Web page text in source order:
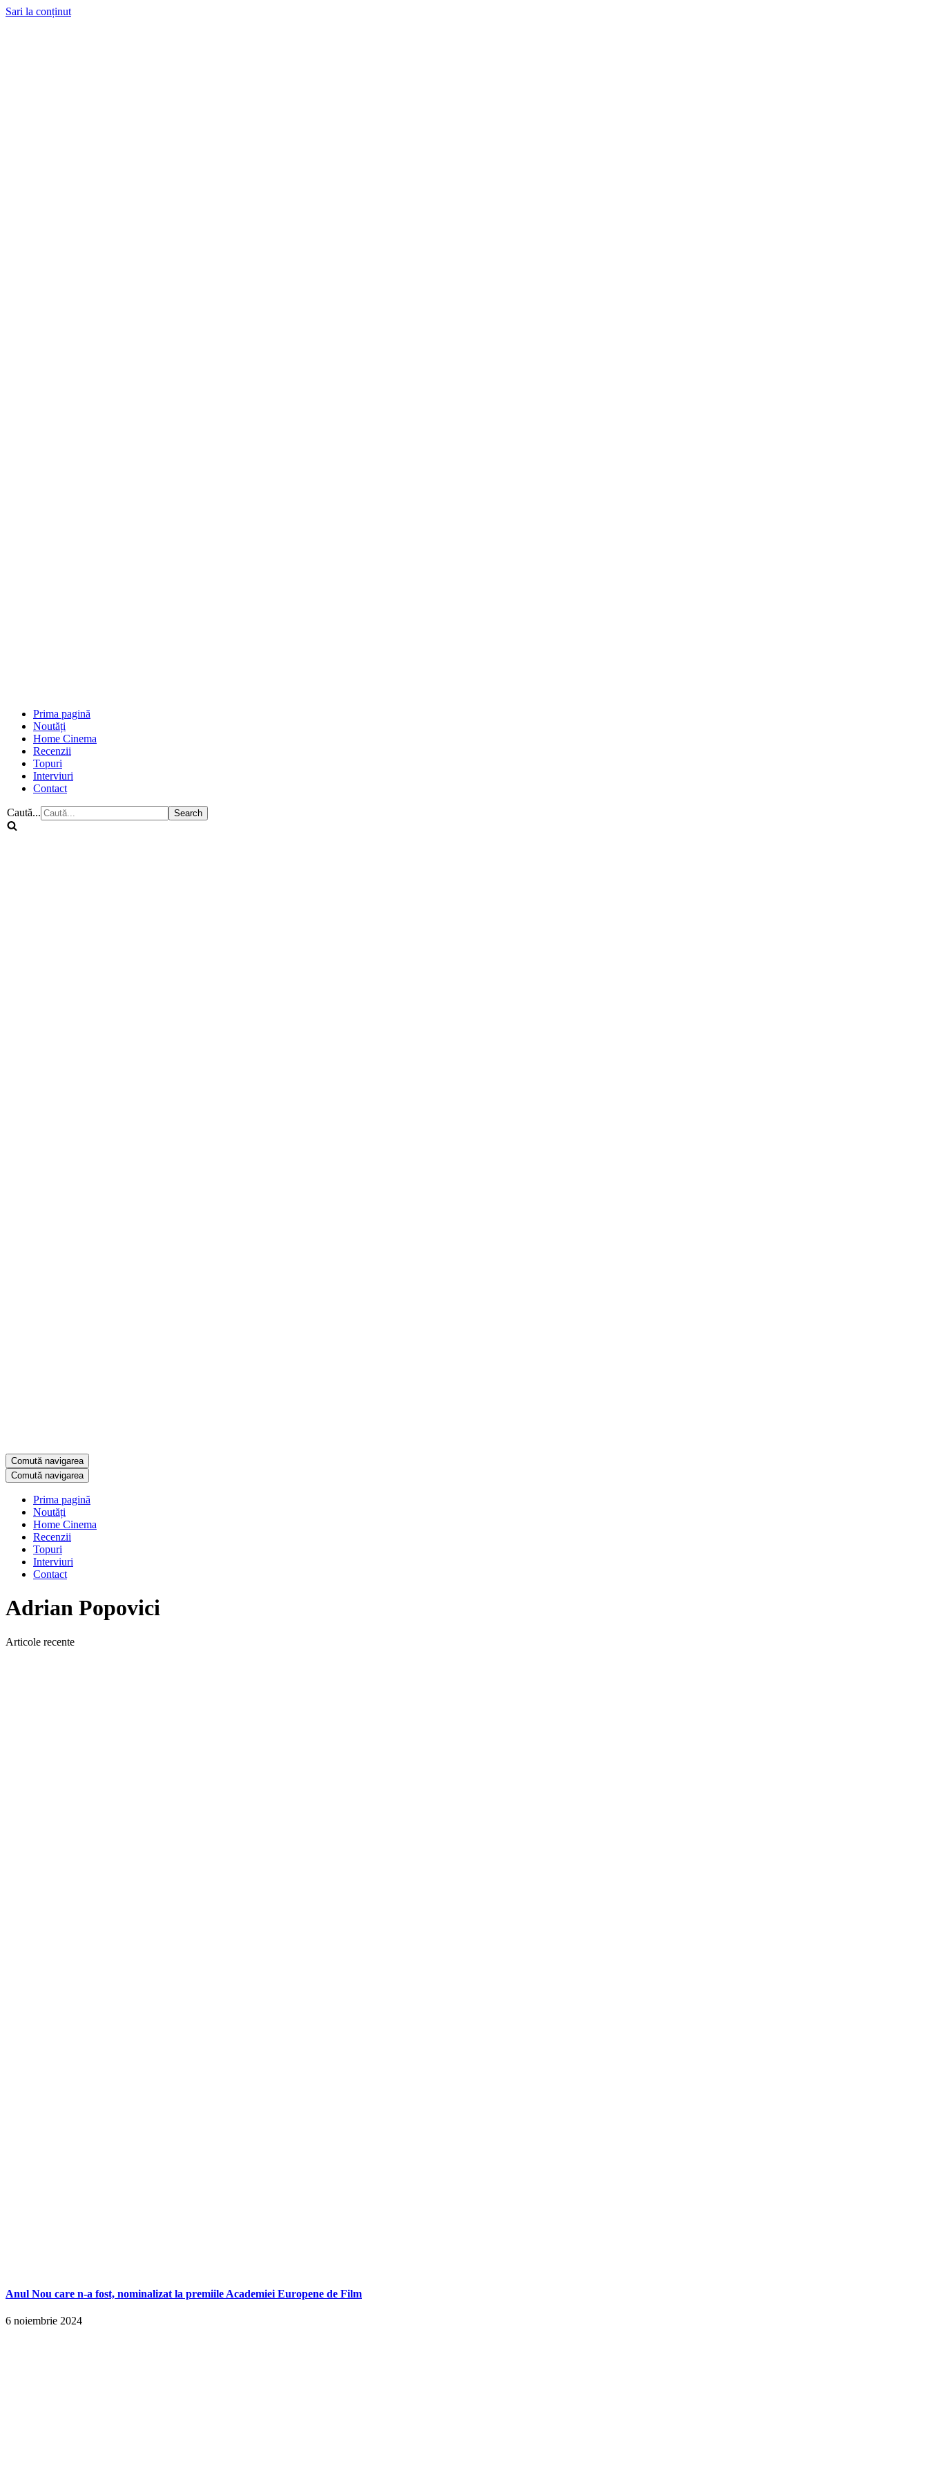
Sari la conținut
Prima pagină
Noutăți
Home Cinema
Recenzii
Topuri
Interviuri
Contact
Caută...
Comută navigarea
Comută navigarea
Prima pagină
Noutăți
Home Cinema
Recenzii
Topuri
Interviuri
Contact
Adrian Popovici
Articole recente
Anul Nou care n-a fost, nominalizat la premiile Academiei Europene de Film
6 noiembrie 2024